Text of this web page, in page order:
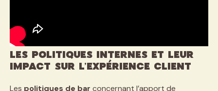
Les politiques internes et leur
impact sur l’expérience client
Les politiques de bar concernant l’apport de